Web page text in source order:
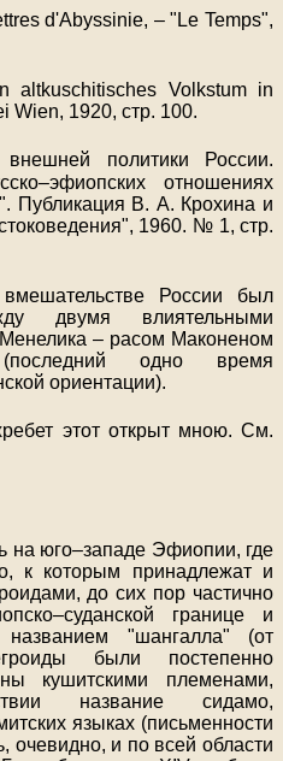
d'Abyssinie, – "Le Temps",
altkuschitisches Volkstum in
Wien, 1920, стр. 100.
политики России.
отношениях
Публикация В. А. Крохина и
1960. № 1, стр.
России был
двумя влиятельными
– расом Маконеном
одно время
ориентации).
этот открыт мною. См.
на юго–западе Эфиопии, где
к которым принадлежат и
до сих пор частично
границе и
"шангалла" (от
были постепенно
кушитскими племенами,
название сидамо,
языках (письменности
очевидно, и по всей области